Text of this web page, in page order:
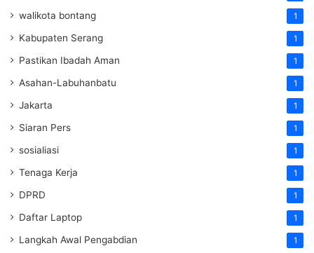
walikota bontang 1
Kabupaten Serang 1
Pastikan Ibadah Aman 1
Asahan-Labuhanbatu 1
Jakarta 1
Siaran Pers 1
sosialiasi 1
Tenaga Kerja 1
DPRD 1
Daftar Laptop 1
Langkah Awal Pengabdian 1